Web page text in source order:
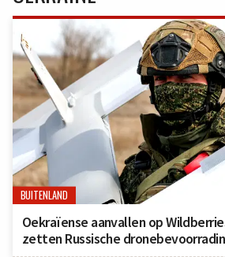
BUITENLAND
Oekraïense aanvallen op
zetten Russische